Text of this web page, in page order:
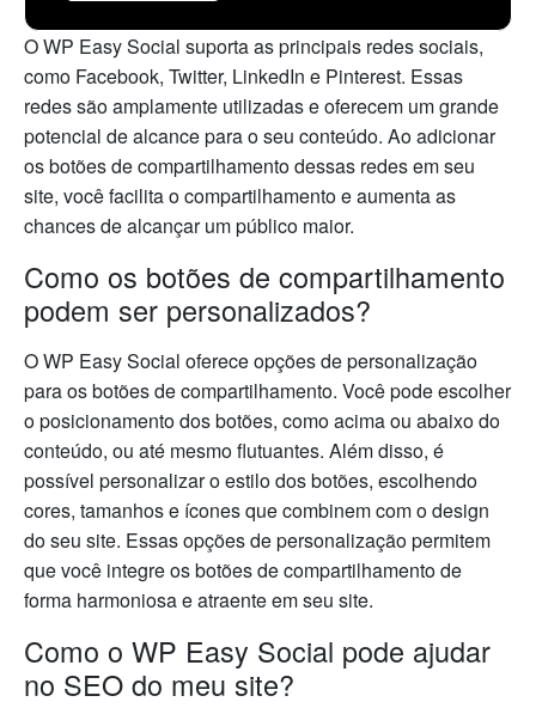
O WP Easy Social suporta as principais redes sociais,
como Facebook, Twitter, LinkedIn e Pinterest. Essas
redes são amplamente utilizadas e oferecem um grande
potencial de alcance para o seu conteúdo. Ao adicionar
os botões de compartilhamento dessas redes em seu
site, você facilita o compartilhamento e aumenta as
chances de alcançar um público maior.
Como os botões de compartilhamento
podem ser personalizados?
O WP Easy Social oferece opções de personalização
para os botões de compartilhamento. Você pode escolher
o posicionamento dos botões, como acima ou abaixo do
conteúdo, ou até mesmo flutuantes. Além disso, é
possível personalizar o estilo dos botões, escolhendo
cores, tamanhos e ícones que combinem com o design
do seu site. Essas opções de personalização permitem
que você integre os botões de compartilhamento de
forma harmoniosa e atraente em seu site.
Como o WP Easy Social pode ajudar
no SEO do meu site?